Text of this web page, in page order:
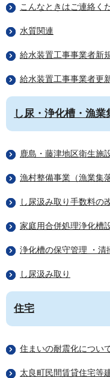
こんなときはご連絡く
水質関連
給水装置工事事業者新
給水装置工事事業者更
し尿・浄化槽・漁業
鹿島・藤津地区衛生施
漁村整備事業（漁業集
し尿汲み取り手数料の
家庭用合併処理浄化槽
浄化槽の保守管理 ・清
し尿汲み取り
住宅
住まいの耐震化につい
太良町民間賃貸住宅等